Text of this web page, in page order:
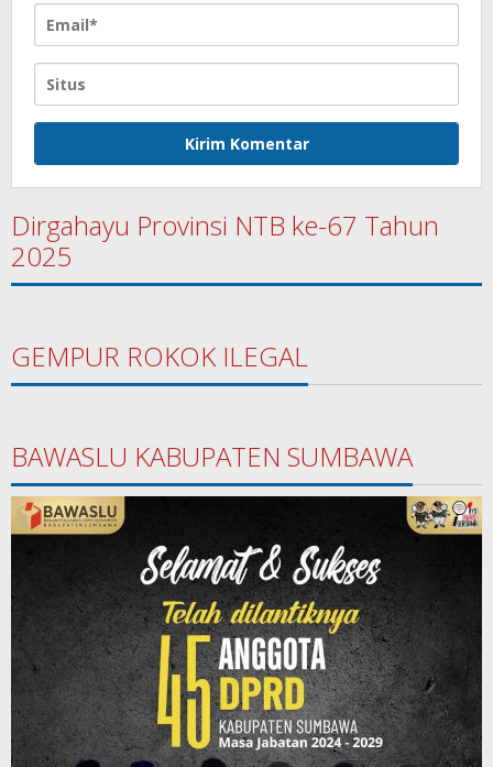
Dirgahayu Provinsi NTB ke-67 Tahun
2025
GEMPUR ROKOK ILEGAL
BAWASLU KABUPATEN SUMBAWA